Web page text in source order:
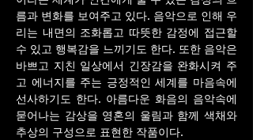
름과 변화를 보여주고 있다. 음악으로 인해 우
리는 내면의 조화롭고 따뜻한 감정에 접근할
수 있고 행복감을 느끼기도 한다. 또한 음악은
바쁘고 지친 일상에서 긴장감을 완화시켜 주
고 에너지를 주는 긍정적인 세계를 마음속에
선사하기도 한다. 아름다운 화음의 음악속에
묻어나는 감상을 영혼의 울림과 함께 색채와
추상의 구성으로 표현한 작품이다.